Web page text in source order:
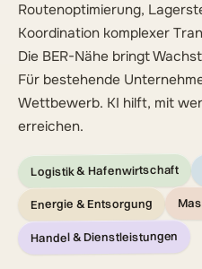
Routenoptimierung,
Koordination komplexer
Die BER-Nähe bringt
Für bestehende
Wettbewerb. KI hilft, mit
erreichen.
Logistik & Hafenwirtschaft
Energie & Entsorgung
Handel & Dienstleistungen